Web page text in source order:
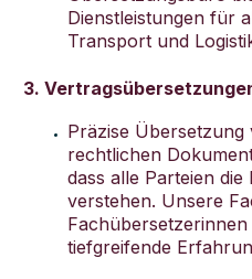
Dienstleistungen für
Transport und
3.
Präzise
rechtlichen
dass alle Parteien
verstehen. Unsere
tiefgreifende